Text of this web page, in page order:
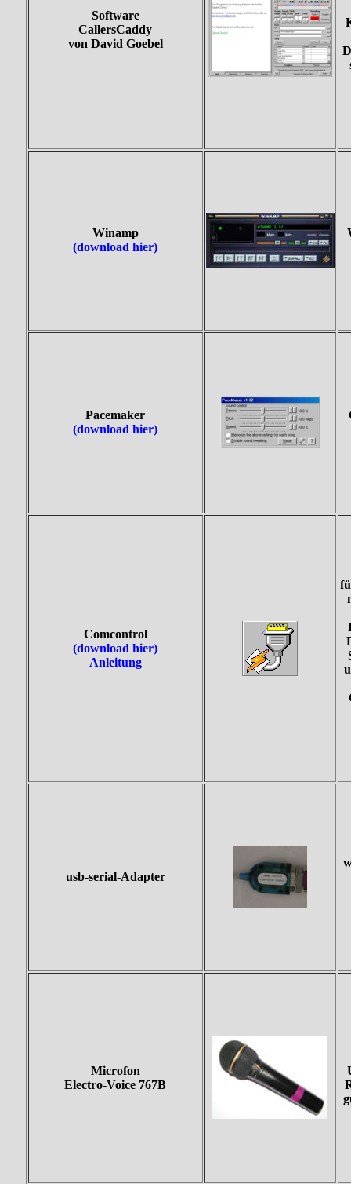
Software
CallersCaddy
von David Goebel
Winamp
(download hier)
Pacemaker
(download hier)
Comcontrol
(download hier)
Anleitung
usb-serial-Adapter
Microfon
Electro-Voice 767B